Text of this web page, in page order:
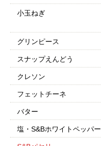
小玉ねぎ
グリンピース
スナップえんどう
クレソン
フェットチーネ
バター
塩・S&Bホワイトペッパー